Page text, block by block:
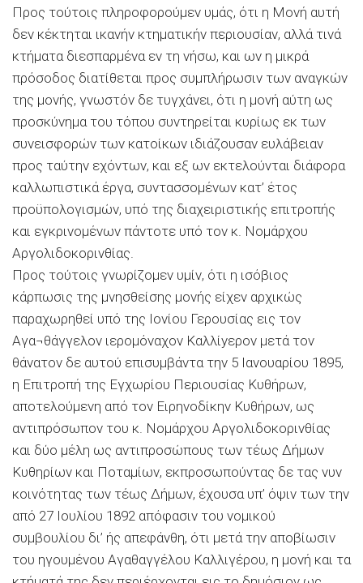
Προς τούτοις πληροφορούµεν υµάς, ότι η Μονή αυτή
δεν κέκτηται ικανήν κτηµατικήν περιουσίαν, αλλά τινά
κτήµατα διεσπαρµένα εν τη νήσω, και ων η µικρά
πρόσοδος διατίθεται προς συµπλήρωσιν των αναγκών
της µονής, γνωστόν δε τυγχάνει, ότι η µονή αύτη ως
προσκύνηµα του τόπου συντηρείται κυρίως εκ των
συνεισφορών των κατοίκων ιδιάζουσαν ευλάβειαν
προς ταύτην εχόντων, και εξ ων εκτελούνται διάφορα
καλλωπιστικά έργα, συντασσοµένων κατ’ έτος
προϋπολογισµών, υπό της διαχειριστικής επιτροπής
και εγκρινοµένων πάντοτε υπό τον κ. Νοµάρχου
Αργολιδοκορινθίας.
Προς τούτοις γνωρίζοµεν υµίν, ότι η ισόβιος
κάρπωσις της µνησθείσης µονής είχεν αρχικώς
παραχωρηθεί υπό της Ιονίου Γερουσίας εις τον
Αγα¬θάγγελον ιεροµόναχον Καλλίyερον µετά τον
θάνατον δε αυτού επισυµβάντα την 5 Ιανουαρίου 1895,
η Επιτροπή της Εγχωρίου Περιουσίας Κυθήρων,
αποτελούµενη από τον Ειρηνοδίκην Κυθήρων, ως
αντιπρόσωπον του κ. Νοµάρχου Αργολιδοκορινθίας
και δύο µέλη ως αντιπροσώπους των τέως Δήµων
Κυθηρίων και Ποταµίων, εκπροσωπούντας δε τας νυν
κοινότητας των τέως Δήµων, έχουσα υπ’ όψιν των την
από 27 Ιουλίου 1892 απόφασιν του νοµικού
συµβουλίου δι’ ής απεφάνθη, ότι µετά την αποβίωσιν
του ηγουµένου Αγαθαγγέλου Καλλιγέρου, η µονή και τα